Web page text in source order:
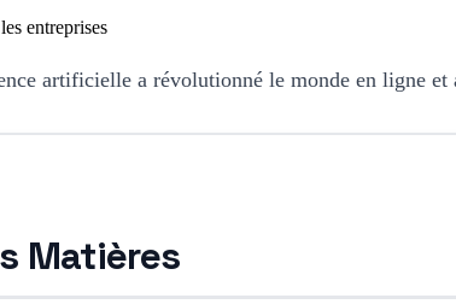
artificielle a révolutionné le monde en ligne
Matières